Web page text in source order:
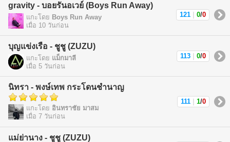
gravity - บอยรันอเวย์ (Boys Run Away)
แกะโดย Boys Run Away
เมื่อ 10 วันก่อน
121 0/0
บุญแข่งเรือ - ชูชู (ZUZU)
แกะโดย แม็กมาลี
เมื่อ 5 วันก่อน
113 0/0
นิทรา - พงษ์เทพ กระโดนชำนาญ
แกะโดย อินทราชัย มาสม
เมื่อ 7 วันก่อน
111 1/0
แม่ย่านาง - ชูชู (ZUZU)